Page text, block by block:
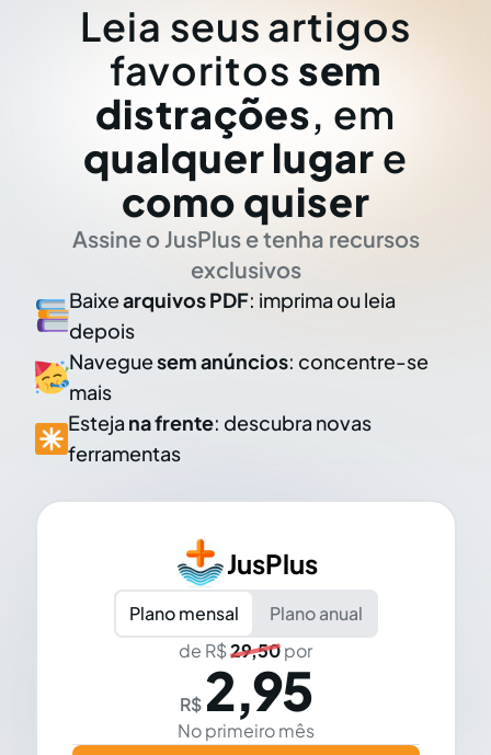
Leia seus artigos
favoritos sem
distrações, em
qualquer lugar e
como quiser
Assine o JusPlus e tenha recursos
exclusivos
Baixearquivos PDF: imprima ou leia
depois
Naveguesem anúncios: concentre-se
mais
Esteja na frente: descubra novas
ferramentas
JusPlus
Plano mensal
Plano anual
de R$29,50por
R$ 2,95
No primeiro mês